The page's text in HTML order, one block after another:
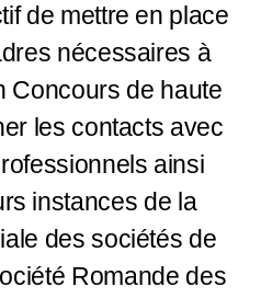
de mettre en place
nécessaires à
Concours de haute
les contacts avec
ainsi
instances de la
des sociétés de
Romande des